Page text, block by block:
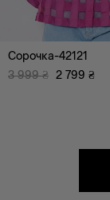
Сорочка-42121
3 999 ₴ 2 799 ₴